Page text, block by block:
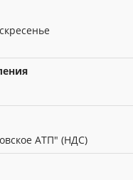
АТП" (НДС)